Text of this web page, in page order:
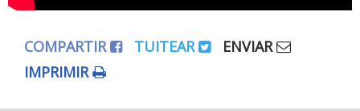
COMPARTIR TUITEAR
ENVIAR
IMPRIMIR